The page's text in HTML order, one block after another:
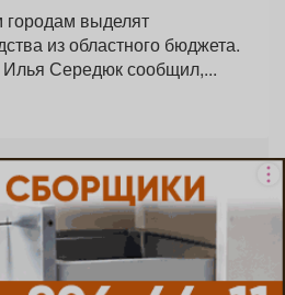
городам выделят
из областного бюджета.
Илья Середюк сообщил,...